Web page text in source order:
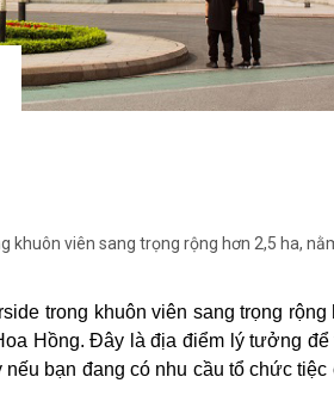
khuôn viên sang trọng rộng hơn 2,5 ha,
trong khuôn viên sang trọng rộng
Hồng. Đây là địa điểm lý tưởng để
nếu bạn đang có nhu cầu tổ chức